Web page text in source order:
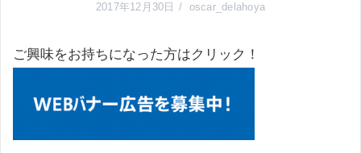
2017年12月30日 oscar_delahoya
ご興味をお持ちになった方はクリック！